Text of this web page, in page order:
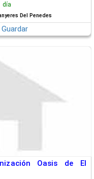
día
Del Penedes
Guardar
Oasis de El